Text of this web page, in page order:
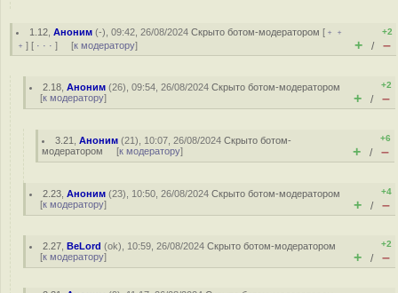
1.12 ,Аноним (-), 09:42, 26/08/2024Скрыто ботом-модератором [ ﹢﹢
﹢ ] [ · · · ] [к модератору]
+2
+ / –
2.18 ,Аноним (26), 09:54, 26/08/2024Скрыто ботом-модератором
[к модератору]
+2
+ / –
3.21 ,Аноним (21), 10:07, 26/08/2024Скрыто ботом-
модератором [к модератору]
+6
+ / –
2.23 ,Аноним (23), 10:50, 26/08/2024Скрыто ботом-модератором
[к модератору]
+4
+ / –
2.27 ,BeLord (ok), 10:59, 26/08/2024Скрыто ботом-модератором
[к модератору]
+2
+ / –